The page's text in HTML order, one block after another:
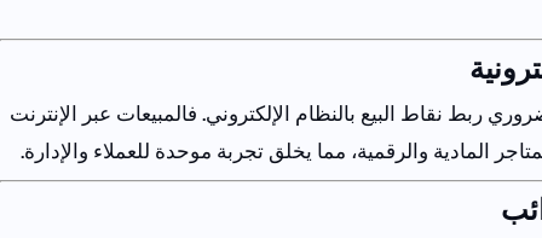
ربط نقاط البيع بالنظام الإلكتروني. فالمبيعات عبر الإنترنت
المادية والرقمية، مما يخلق تجربة موحدة للعملاء والإدارة.